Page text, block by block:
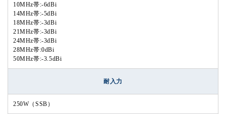
10MHz帯:-6dBi
14MHz帯:-5dBi
18MHz帯:-3dBi
21MHz帯:-3dBi
24MHz帯:-3dBi
28MHz帯:0dBi
50MHz帯:-3.5dBi
耐入力
250W（SSB）